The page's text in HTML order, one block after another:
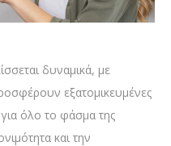
δυναμικά, με
εξατομικευμένες
όλο το φάσμα της
και την